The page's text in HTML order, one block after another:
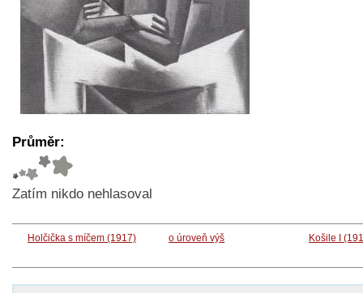
Průměr:
Zatím nikdo nehlasoval
Holčička s míčem (1917) o úroveň výš Košile I